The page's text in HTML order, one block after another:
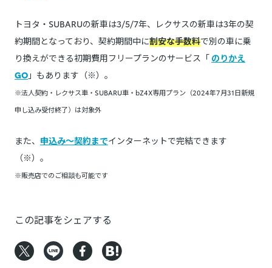
トヨタ・SUBARUの新車は3/5/7年、レクサスの新車は3年の契
約期間となっており、契約期間中に割安な手数料で別の車に乗
り換えができる初期費用フリープランのサービス「 のりかえ
GO 」もあります（※）。
※法人契約・レクサス車・SUBARU車・bZ4X専用プラン（2024年7月31日新規
申し込み受付終了）は対象外
また、 申込み～契約までインターネットで完結できます
（※）。
※販売店でのご相談も可能です
この記事をシェアする